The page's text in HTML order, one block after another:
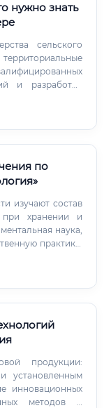
нужно знать
сельского
и разработки
преподавать в
по
изучают состав
при хранении и
наука,
практику,
продукции:
установленным
инновационных
методов и